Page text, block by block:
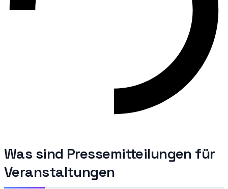
Was sind Pressemitteilungen für
Veranstaltungen